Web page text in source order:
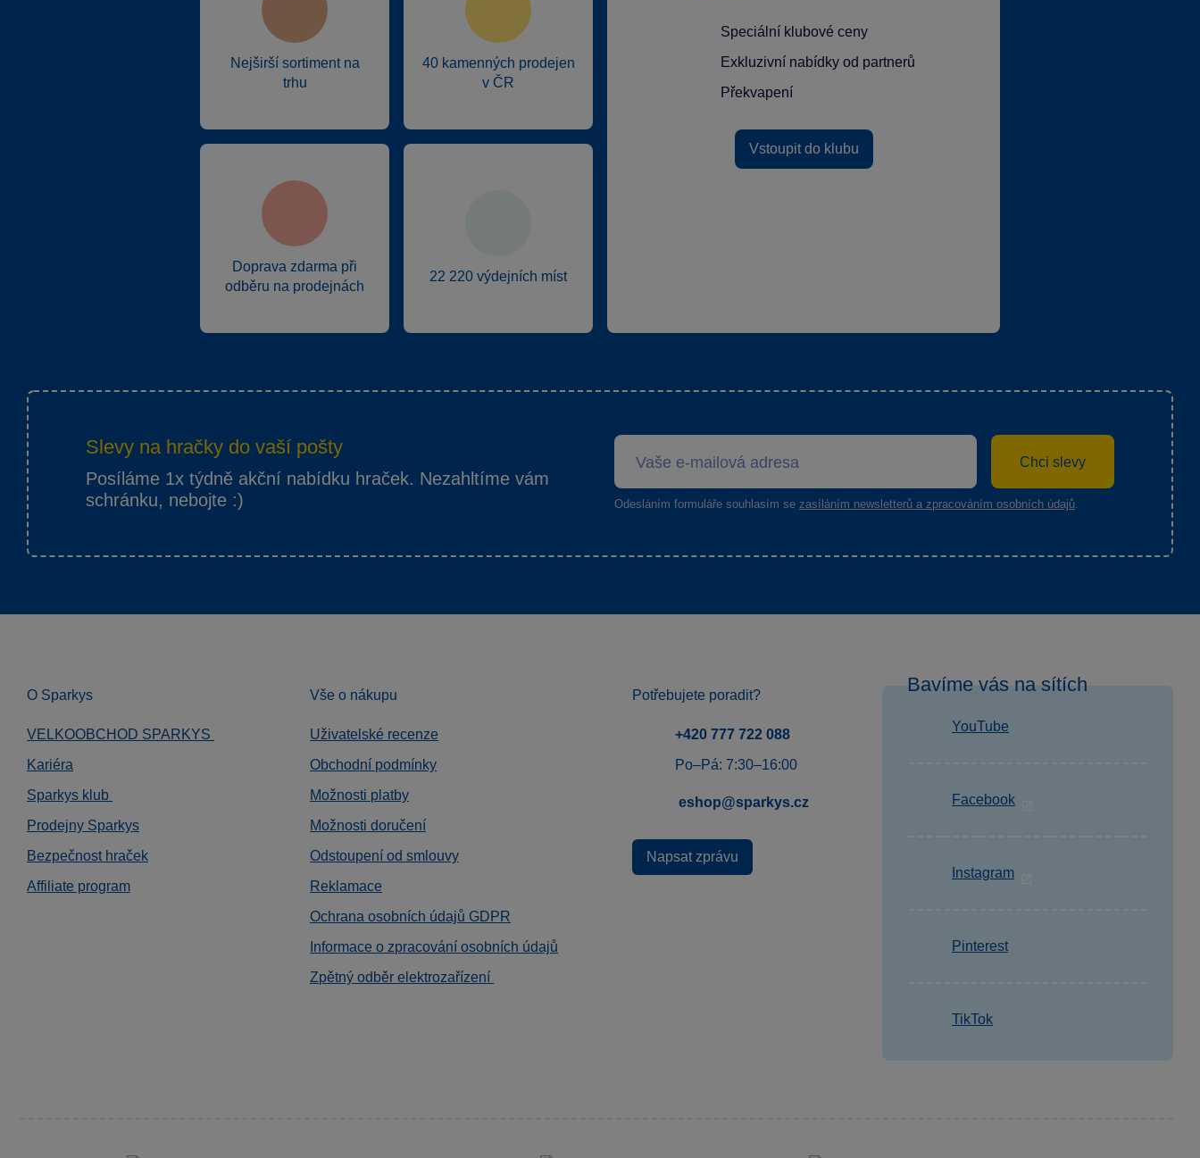
Nejširší sortiment na
trhu
40 kamenných prodejen
v ČR
Doprava zdarma při
odběru na prodejnách
22 220 výdejních míst
Speciální klubové ceny
Exkluzivní nabídky od partnerů
Překvapení
Vstoupit do klubu
Slevy na hračky do vaší pošty
Posíláme 1x týdně akční nabídku hraček. Nezahltíme vám
schránku, nebojte :)
Chci slevy
Odesláním formuláře souhlasím se zasíláním newsletterů a zpracováním osobních údajů
O Sparkys
VELKOOBCHOD SPARKYS
Kariéra
Sparkys klub
Prodejny Sparkys
Bezpečnost hraček
Affiliate program
Vše o nákupu
Uživatelské recenze
Obchodní podmínky
Možnosti platby
Možnosti doručení
Odstoupení od smlouvy
Reklamace
Ochrana osobních údajů GDPR
Informace o zpracování osobních údajů
Zpětný odběr elektrozařízení
Potřebujete poradit?
+420 777 722 088
Po–Pá: 7:30–16:00
eshop@sparkys.cz
Napsat zprávu
Bavíme vás na sítích
YouTube
Facebook
Instagram
Pinterest
TikTok